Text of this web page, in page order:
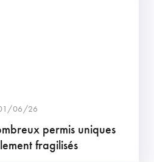
06/26
permis uniques
fragilisés